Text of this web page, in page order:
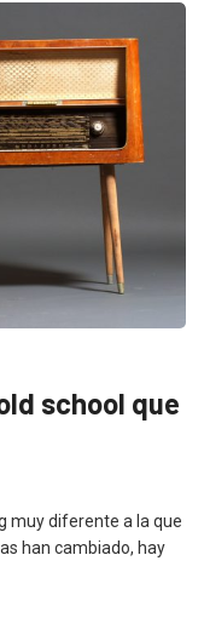
school que
muy diferente a la que
han cambiado, hay